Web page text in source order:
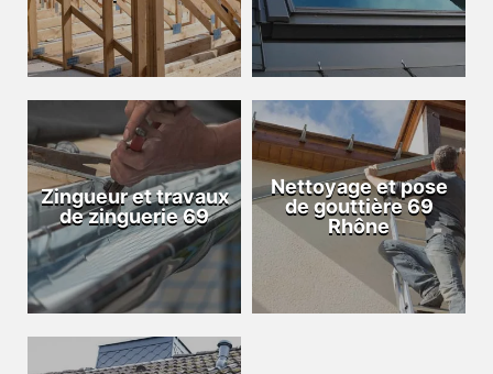
Zingueur et travaux
de zinguerie 69
Nettoyage et pose
de gouttière 69
Rhône